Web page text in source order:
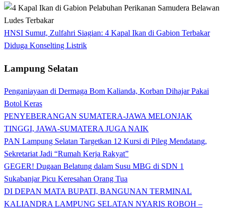
HNSI Sumut, Zulfahri Siagian: 4 Kapal Ikan di Gabion Terbakar
Diduga Konselting Listrik
Lampung Selatan
Penganiayaan di Dermaga Bom Kalianda, Korban Dihajar Pakai
Botol Keras
PENYEBERANGAN SUMATERA-JAWA MELONJAK
TINGGI, JAWA-SUMATERA JUGA NAIK
PAN Lampung Selatan Targetkan 12 Kursi di Pileg Mendatang,
Sekretariat Jadi “Rumah Kerja Rakyat”
GEGER! Dugaan Belatung dalam Susu MBG di SDN 1
Sukabanjar Picu Keresahan Orang Tua
DI DEPAN MATA BUPATI, BANGUNAN TERMINAL
KALIANDRA LAMPUNG SELATAN NYARIS ROBOH –